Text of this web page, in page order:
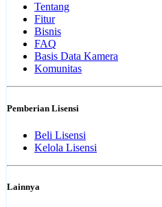
Tentang
Fitur
Bisnis
FAQ
Basis Data Kamera
Komunitas
Pemberian Lisensi
Beli Lisensi
Kelola Lisensi
Lainnya